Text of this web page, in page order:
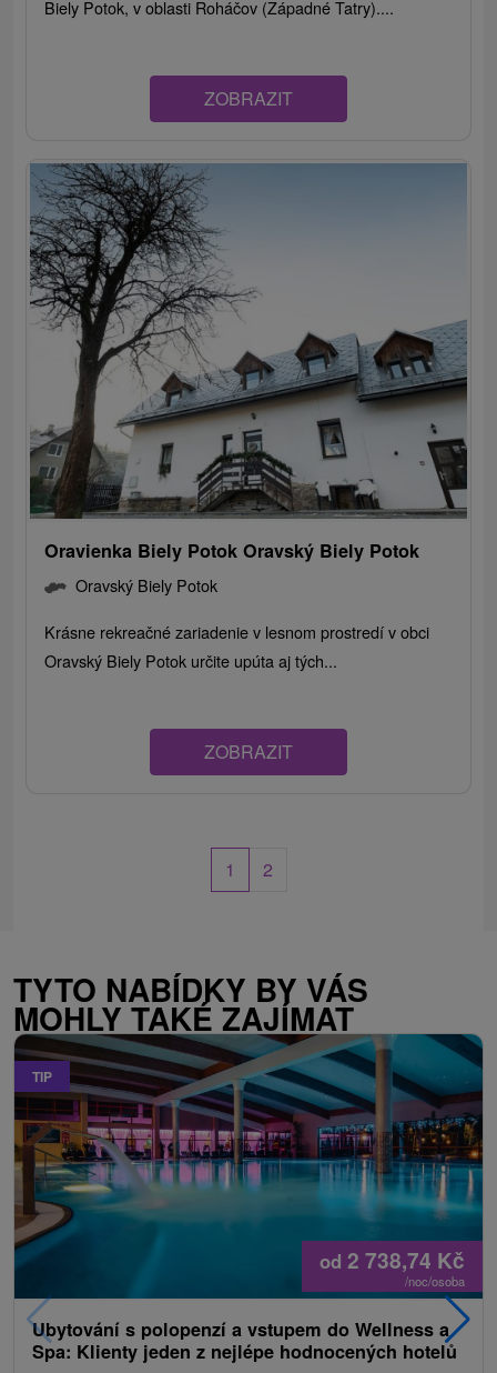
Biely Potok, v oblasti Roháčov (Západné Tatry)....
ZOBRAZIT
Oravienka Biely Potok Oravský Biely Potok
Oravský Biely Potok
Krásne rekreačné zariadenie v lesnom prostredí v obci
Oravský Biely Potok určite upúta aj tých...
ZOBRAZIT
1 2
TYTO NABÍDKY BY VÁS
MOHLY TAKÉ ZAJÍMAT
TIP
od 2 738,74 Kč
/noc/osoba
Ubytování s polopenzí a vstupem do Wellness a
Spa: Klienty jeden z nejlépe hodnocených hotelů